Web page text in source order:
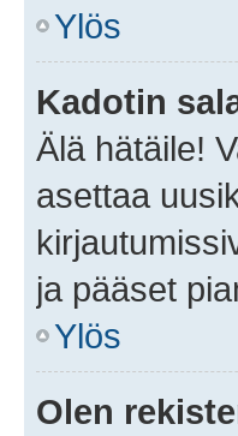
Ylös
Kadotin
Älä hätäile!
asettaa
ja pääset
Ylös
Olen